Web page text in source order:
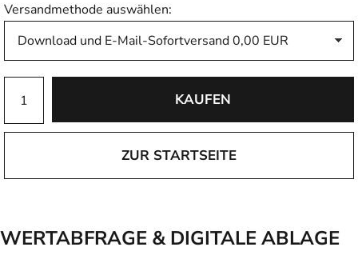
Versandmethode auswählen:
ZUR STARTSEITE
WERTABFRAGE & DIGITALE ABLAGE